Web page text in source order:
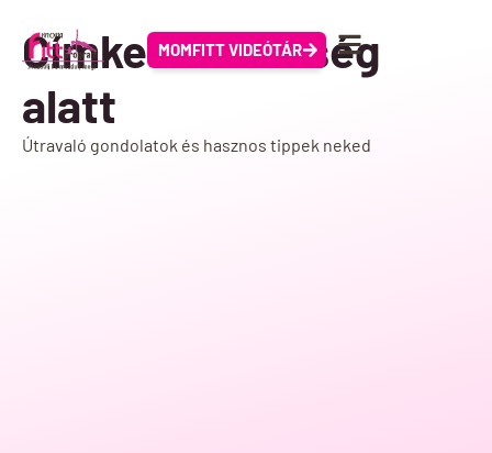
MOMFITT VIDEÓTÁR
Címke: terhesség
alatt
Útravaló gondolatok és hasznos tippek neked